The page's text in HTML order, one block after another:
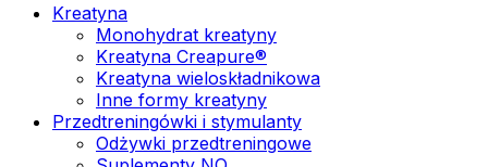
Kreatyna
Monohydrat kreatyny
Kreatyna Creapure®
Kreatyna wieloskładnikowa
Inne formy kreatyny
Przedtreningówki i stymulanty
Odżywki przedtreningowe